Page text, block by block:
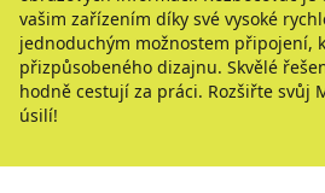
vašim zařízením díky své vysoké
jednoduchým možnostem připojení,
přizpůsobeného dizajnu. Skvělé
hodně cestují za práci. Rozšiřte svůj
úsilí!